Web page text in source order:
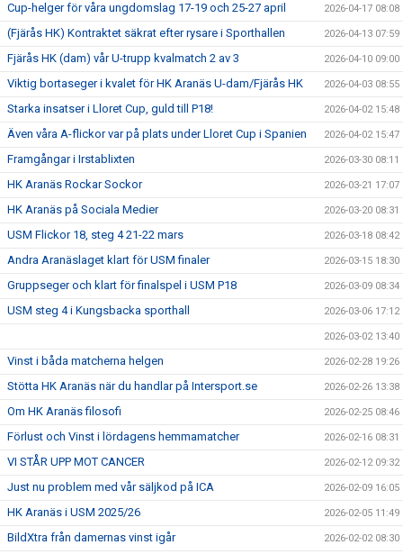
Cup-helger för våra ungdomslag 17-19 och 25-27 april 2026-04-17 08:08
(Fjärås HK) Kontraktet säkrat efter rysare i Sporthallen 2026-04-13 07:59
Fjärås HK (dam) vår U-trupp kvalmatch 2 av 3 2026-04-10 09:00
Viktig bortaseger i kvalet för HK Aranäs U-dam/Fjärås HK 2026-04-03 08:55
Starka insatser i Lloret Cup, guld till P18! 2026-04-02 15:48
Även våra A-flickor var på plats under Lloret Cup i Spanien 2026-04-02 15:47
Framgångar i Irstablixten 2026-03-30 08:11
HK Aranäs Rockar Sockor 2026-03-21 17:07
HK Aranäs på Sociala Medier 2026-03-20 08:31
USM Flickor 18, steg 4 21-22 mars 2026-03-18 08:42
Andra Aranäslaget klart för USM finaler 2026-03-15 18:30
Gruppseger och klart för finalspel i USM P18 2026-03-09 08:34
USM steg 4 i Kungsbacka sporthall 2026-03-06 17:12
2026-03-02 13:40
Vinst i båda matcherna helgen 2026-02-28 19:26
Stötta HK Aranäs när du handlar på Intersport.se 2026-02-26 13:38
Om HK Aranäs filosofi 2026-02-25 08:46
Förlust och Vinst i lördagens hemmamatcher 2026-02-16 08:31
VI STÅR UPP MOT CANCER 2026-02-12 09:32
Just nu problem med vår säljkod på ICA 2026-02-09 16:05
HK Aranäs i USM 2025/26 2026-02-05 11:49
BildXtra från damernas vinst igår 2026-02-02 08:30